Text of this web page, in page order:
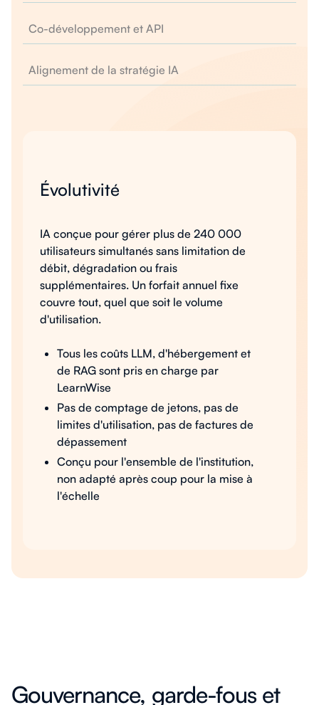
Co-développement et API
Alignement de la stratégie IA
Évolutivité
IA conçue pour gérer plus de 240 000
utilisateurs simultanés sans limitation de
débit, dégradation ou frais
supplémentaires. Un forfait annuel fixe
couvre tout, quel que soit le volume
d'utilisation.
Tous les coûts LLM, d'hébergement et
de RAG sont pris en charge par
LearnWise
Pas de comptage de jetons, pas de
limites d'utilisation, pas de factures de
dépassement
Conçu pour l'ensemble de l'institution,
non adapté après coup pour la mise à
l'échelle
Gouvernance, garde-fous et